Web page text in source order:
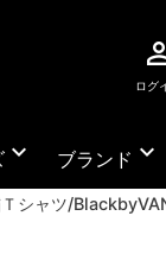
ログ
expand_more ブランド expand_more
シャツ/